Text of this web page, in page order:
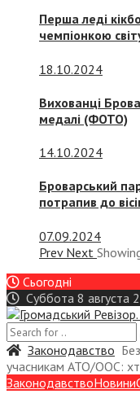
Перша леді
чемпіонкою
18.10.2024
Вихованці
медалі (ФОТО)
14.10.2024
Броварський
потрапив до
07.09.2024
Prev Next
Сьогодні
Суббота 8 августа
Законодавство
учасникам АТО/ООС:
ЗаконодавствоНовини